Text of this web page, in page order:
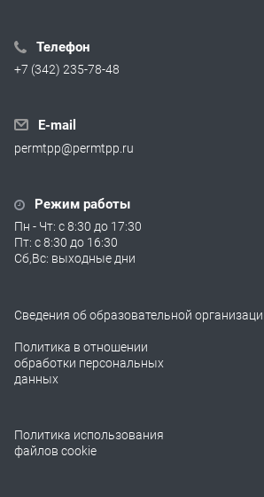
Телефон
+7 (342) 235-78-48
E-mail
permtpp@permtpp.ru
Режим работы
Пн - Чт: с 8:30 до 17:30
Пт: с 8:30 до 16:30
Сб,Вс: выходные дни
Сведения об образовательной
Политика в отношении
обработки персональных
данных
Политика использования
файлов cookie